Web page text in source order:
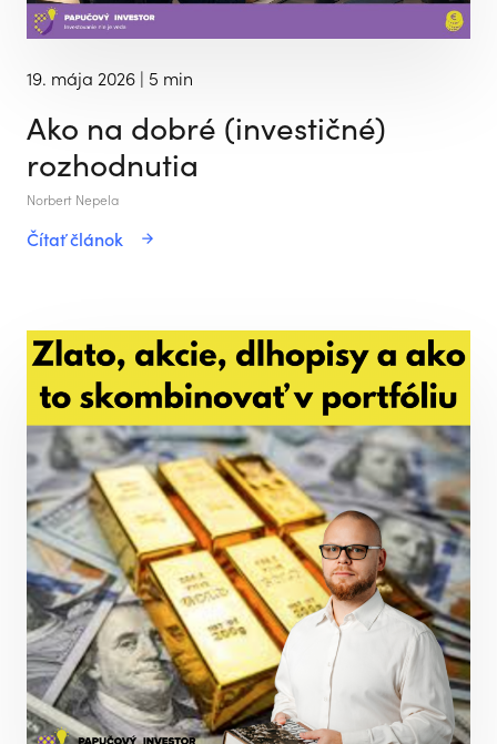
19. mája 2026 | 5 min
Ako na dobré (investičné)
rozhodnutia
Norbert Nepela
Čítať článok